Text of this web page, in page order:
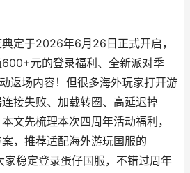
典定于2026年6月26日正式开启，
元的登录福利、全新派对季
返场内容！但很多海外玩家打开游
接失败、加载转圈、高延迟掉
文先梳理本次四周年活动福利，
，推荐适配海外游玩国服的
稳定登录蛋仔国服，不错过周年